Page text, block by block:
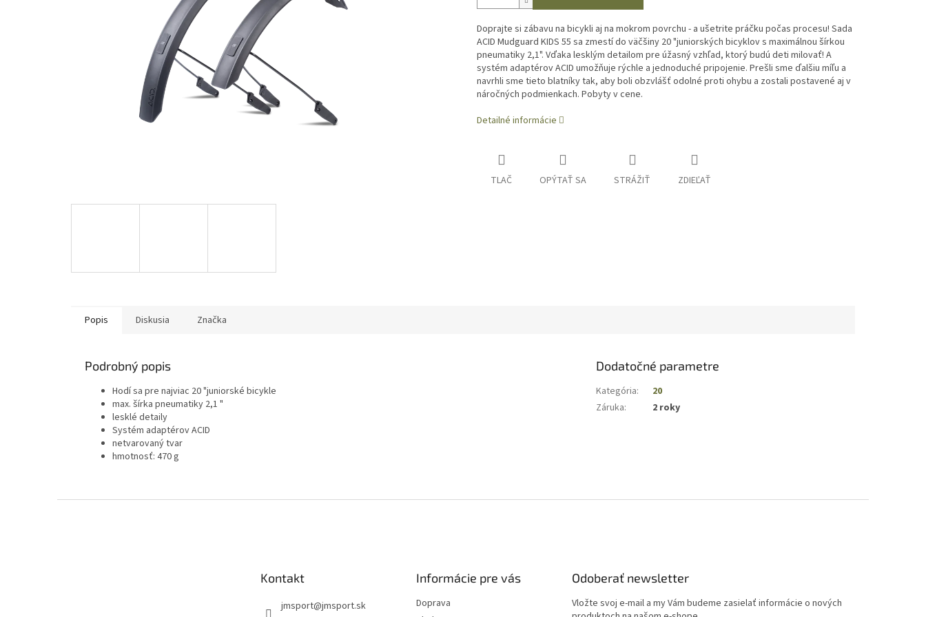
Doprajte si zábavu na bicykli aj na mokrom povrchu - a ušetrite práčku počas procesu! Sada
ACID Mudguard KIDS 55 sa zmestí do väčšiny 20 "juniorských bicyklov s maximálnou šírkou
pneumatiky 2,1". Vďaka lesklým detailom pre úžasný vzhľad, ktorý budú deti milovať! A
systém adaptérov ACID umožňuje rýchle a jednoduché pripojenie. Prešli sme ďalšiu míľu a
navrhli sme tieto blatníky tak, aby boli obzvlášť odolné proti ohybu a zostali postavené aj v
náročných podmienkach. Pobyty v cene.
Detailné informácie
TLAČ OPÝTAŤ SA STRÁŽIŤ ZDIEĽAŤ
Popis Diskusia Značka
Podrobný popis
Hodí sa pre najviac 20 "juniorské bicykle
max. šírka pneumatiky 2,1 "
lesklé detaily
Systém adaptérov ACID
netvarovaný tvar
hmotnosť: 470 g
Dodatočné parametre
Kategória:
20
Záruka: 2 roky
Kontakt
jmsport@jmsport.sk
Informácie pre vás
Doprava
Odoberať newsletter
Vložte svoj e-mail a my Vám budeme zasielať informácie o nových